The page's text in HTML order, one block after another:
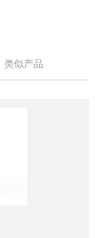
类似产品